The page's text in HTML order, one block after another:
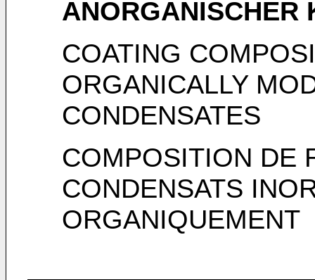
ANORGANISCHER
COATING
ORGANICALLY
CONDENSATES
COMPOSITION DE
CONDENSATS
ORGANIQUEMENT